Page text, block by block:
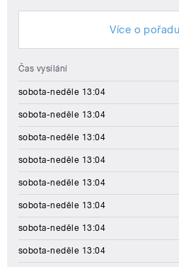
Více o pořadu
Čas vysílání
sobota-neděle 13:04
sobota-neděle 13:04
sobota-neděle 13:04
sobota-neděle 13:04
sobota-neděle 13:04
sobota-neděle 13:04
sobota-neděle 13:04
sobota-neděle 13:04